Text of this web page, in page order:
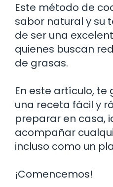
Este método de
sabor natural y su
de ser una
quienes buscan
de grasas.
En este artículo, te
una receta fácil y
preparar en casa,
acompañar
incluso como un
¡Comencemos!